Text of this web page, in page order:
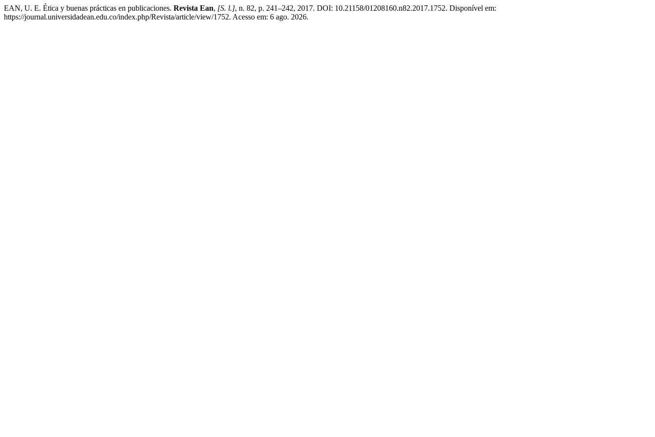
EAN, U. E. Ética y buenas prácticas en publicaciones. Revista Ean, [S. l.], n. 82, p. 241–242, 2017. DOI: 10.21158/01208160.n82.2017.1752. Disponível em:
https://journal.universidadean.edu.co/index.php/Revista/article/view/1752. Acesso em: 6 ago. 2026.